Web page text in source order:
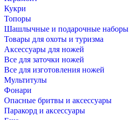
Кукри
Топоры
Шашлычные и подарочные наборы
Товары для охоты и туризма
Аксессуары для ножей
Все для заточки ножей
Все для изготовления ножей
Мультитулы
Фонари
Опасные бритвы и аксессуары
Паракорд и аксессуары